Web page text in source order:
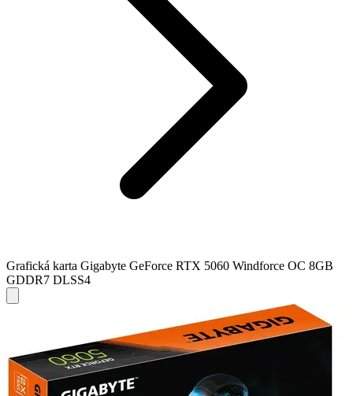
Grafická karta Gigabyte GeForce RTX 5060 Windforce OC 8GB
GDDR7 DLSS4